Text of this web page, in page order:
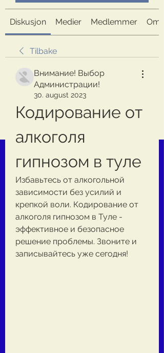
Diskusjon Medier Medlemmer Om
Tilbake
Внимание! Выбор
Администрации!
30. august 2023
Кодирование от
алкоголя
гипнозом в туле
Избавьтесь от алкогольной
зависимости без усилий и
крепкой воли. Кодирование от
алкоголя гипнозом в Туле -
эффективное и безопасное
решение проблемы. Звоните и
записывайтесь уже сегодня!